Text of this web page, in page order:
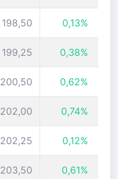
198,50 0,13%
199,25 0,38%
200,50 0,62%
202,00 0,74%
202,25 0,12%
203,50 0,61%